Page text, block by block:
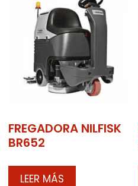
FREGADORA NILFISK
BR652
LEER MÁS